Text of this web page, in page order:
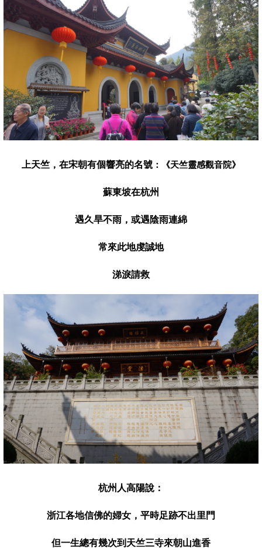
上天竺，在宋朝有個響亮的名號 ：《天竺靈感觀音院》
蘇東坡在杭州
遇久旱不雨，或遇陰雨連綿
常來此地虔誠地
涕淚請救
杭州人高陽說：
浙江各地信佛的婦女，平時足跡不出里門
但一生總有幾次到天竺三寺來朝山進香